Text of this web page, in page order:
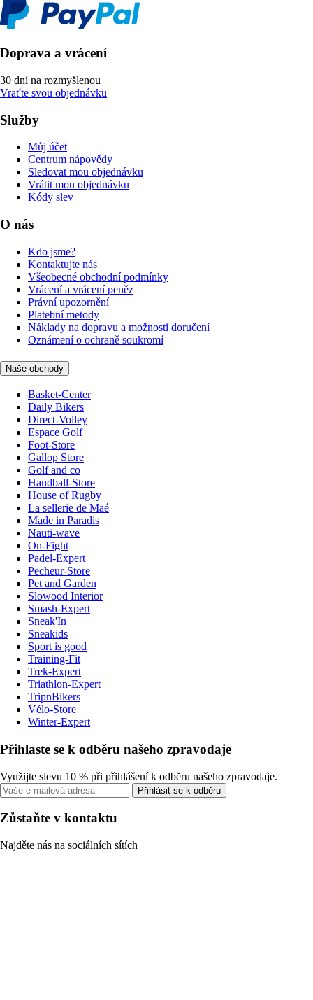
Doprava a vrácení
30 dní na rozmyšlenou
Vraťte svou objednávku
Služby
Můj účet
Centrum nápovědy
Sledovat mou objednávku
Vrátit mou objednávku
Kódy slev
O nás
Kdo jsme?
Kontaktujte nás
Všeobecné obchodní podmínky
Vrácení a vrácení peněz
Právní upozornění
Platební metody
Náklady na dopravu a možnosti doručení
Oznámení o ochraně soukromí
Naše obchody
Basket-Center
Daily Bikers
Direct-Volley
Espace Golf
Foot-Store
Gallop Store
Golf and co
Handball-Store
House of Rugby
La sellerie de Maé
Made in Paradis
Nauti-wave
On-Fight
Padel-Expert
Pecheur-Store
Pet and Garden
Slowood Interior
Smash-Expert
Sneak'In
Sneakids
Sport is good
Training-Fit
Trek-Expert
Triathlon-Expert
TripnBikers
Vélo-Store
Winter-Expert
Přihlaste se k odběru našeho zpravodaje
Využijte slevu 10 % při přihlášení k odběru našeho zpravodaje.
Přihlásit se k odběru
Zůstaňte v kontaktu
Najděte nás na sociálních sítích